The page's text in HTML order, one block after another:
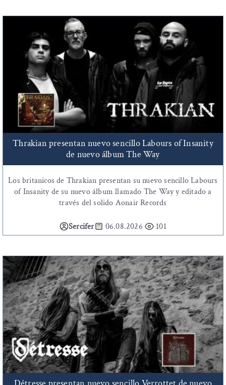
Thrakian presentan nuevo sencillo Labours of Insanity
de nuevo álbum The Way
Los britanicos de Thrakian presentan su nuevo sencillo Labours
of Insanity de su nuevo álbum llamado The Way y editado a
través del solido Aonair Records
Sercifer 06.08.2026 101